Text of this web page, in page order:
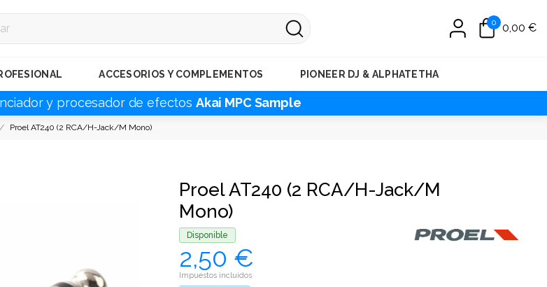
y procesador de efectos Akai MPC Sample
0 0,00 €
ACCESORIOS Y COMPLEMENTOS PIONEER DJ & ALPHATETHA
Proel AT240 (2 RCA/H-Jack/M Mono)
Proel AT240 (2 RCA/H-Jack/M
Mono)
Disponible
2,50 €
Impuestos incluidos